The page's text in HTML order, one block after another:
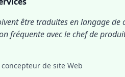
être traduites en langage de
fréquente avec le chef de
de site Web